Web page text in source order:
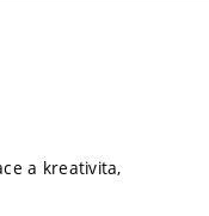
a kreativita,